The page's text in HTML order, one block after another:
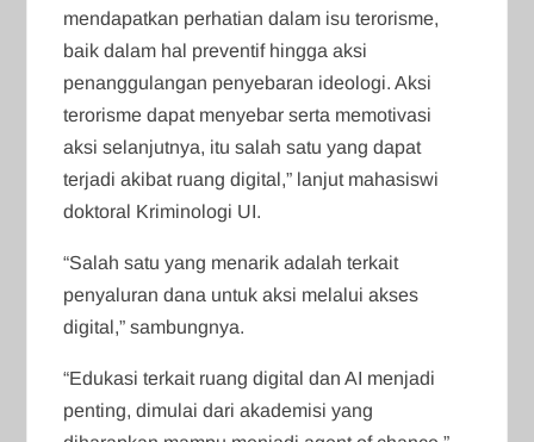
mendapatkan perhatian dalam isu terorisme,
baik dalam hal preventif hingga aksi
penanggulangan penyebaran ideologi. Aksi
terorisme dapat menyebar serta memotivasi
aksi selanjutnya, itu salah satu yang dapat
terjadi akibat ruang digital,” lanjut mahasiswi
doktoral Kriminologi UI.
“Salah satu yang menarik adalah terkait
penyaluran dana untuk aksi melalui akses
digital,” sambungnya.
“Edukasi terkait ruang digital dan AI menjadi
penting, dimulai dari akademisi yang